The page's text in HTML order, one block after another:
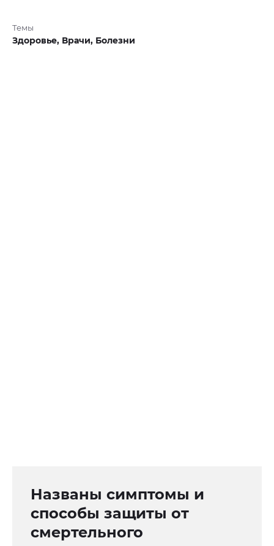
Темы
Здоровье, Врачи, Болезни
Названы симптомы и
способы защиты от
смертельного